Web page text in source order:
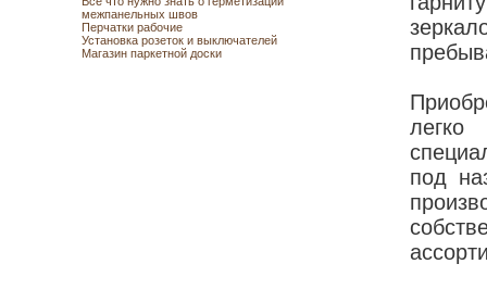
межпанельных швов
Перчатки рабочие
Установка розеток и выключателей
Магазин паркетной доски
под